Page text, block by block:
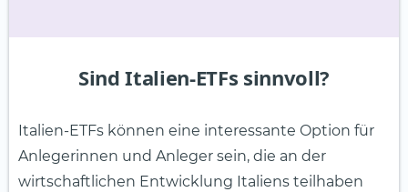
Sind Italien-ETFs sinnvoll?
Italien-ETFs können eine interessante Option für
Anlegerinnen und Anleger sein, die an der
wirtschaftlichen Entwicklung Italiens teilhaben